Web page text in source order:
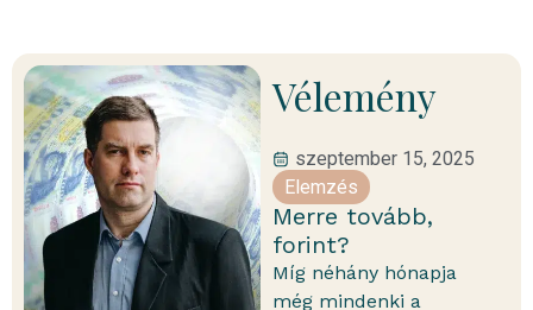
Vélemény
szeptember 15, 2025
Elemzés
Merre tovább,
forint?
Míg néhány hónapja
még mindenki a